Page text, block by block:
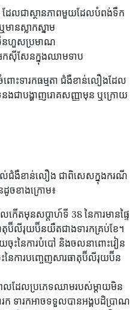
ែលជាស្ថានភាពមួយដែលបំពង់ទឹក
ានស្លាកស្នាម
នហួសប្រមាណ
កស៊ីសែនក្នុងឈាមទាប
ះទារកធម្មតា ជំងឺខាន់លឿងដែល
ងជាបង្ហាញរោគសញ្ញាមុន ឬក្រោយ
ល់ជំងឺ​ខាន់លឿង ជាពិសេសក្នុង​ករណី​
ដូចខាងក្រោម៖
លកើតមុនសប្តាហ៍ទី 38 នៃការមានផ្ទៃ
តុប៊ីលីរុយប៊ីនយឺតជាងទារកគ្រប់ខែ។
យចុះនៃការបំបៅ និងចលនាពោះវៀន
ៃការបញ្ចេញសារធាតុប៊ីលីរុយប៊ីន
លដែលប្រភេទឈាមរបស់ម្តាយមិន
ក ទារកអាចទទួលបានអង្គបដិប្រាណ